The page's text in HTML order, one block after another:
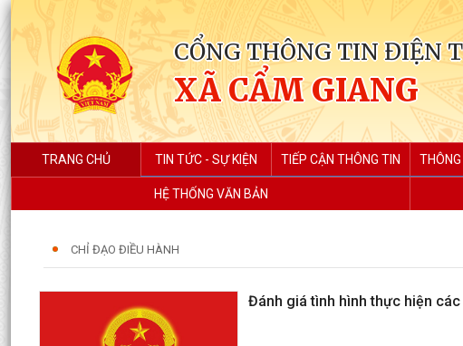
CỔNG THÔNG TIN ĐIỆN
XÃ CẨM GIANG
TRANG CHỦ TIN TỨC - SỰ KIỆN TIẾP CẬN THÔNG TIN
HỆ THỐNG VĂN BẢN
CHỈ ĐẠO ĐIỀU HÀNH
Đánh giá tình hình thực hiện